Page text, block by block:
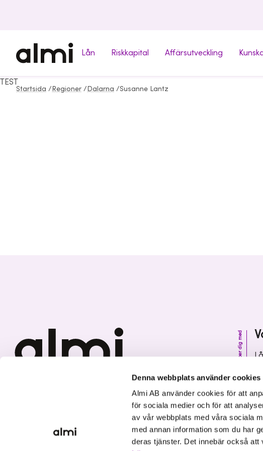
Denna webbplats använder cookies
Almi AB använder cookies för att
för sociala medier och för att
av vår webbplats med våra sociala
med annan information som du har
deras tjänster. Det innebär också
Lån Riskkapital Affärsutveckling
Startsida / Regioner / Dalarna /Susanne Lantz
TEST
Vi hjälper dig med